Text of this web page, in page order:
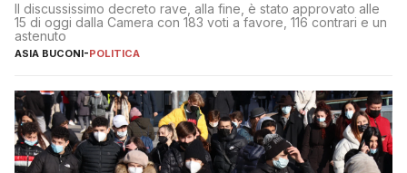
Il discussissimo decreto rave, alla fine, è stato approvato alle
15 di oggi dalla Camera con 183 voti a favore, 116 contrari e un
astenuto
ASIA BUCONI-POLITICA